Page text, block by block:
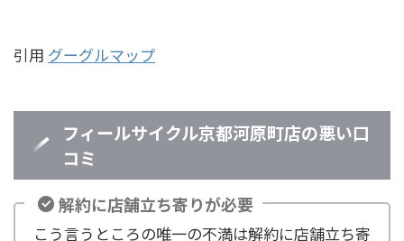
引用 グーグルマップ
フィールサイクル京都河原町店の悪い口
コミ
解約に店舗立ち寄りが必要
こう言うところの唯一の不満は解約に店舗立ち寄